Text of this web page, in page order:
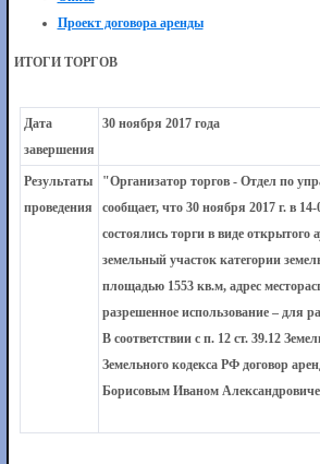
Проект договора аренды
ИТОГИ ТОРГОВ
Дата
завершения
30 ноября 2017 года
Результаты
проведения
"Организатор торгов - Отдел по
сообщает, что 30 ноября 2017 г. в
состоялись торги в виде
земельный участок категории
площадью 1553 кв.м, адрес
разрешенное использование – для
В соответствии с п. 12 ст. 39.12
Земельного кодекса РФ договор
Борисовым Иваном